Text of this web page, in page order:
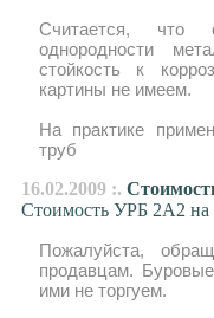
Считается, что
однородности
стойкость к
картины не имеем.
На практике
труб
16.02.2009 :.
Стоимость УРБ 2А2 на
Пожалуйста,
продавцам.
ими не торгуем.